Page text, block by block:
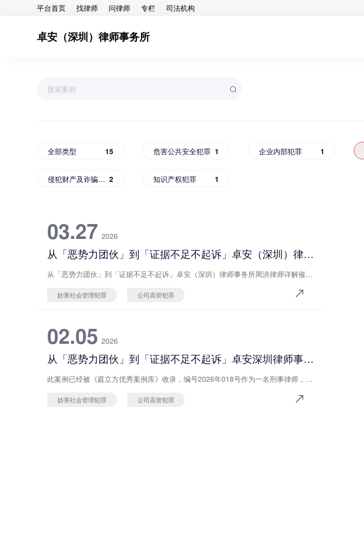
平台首页 找律师 问律师 专栏 司法机构
卓安（深圳）律师事务所
全部类型 15 危害公共安全犯罪 1 企业内部犯罪 1
侵犯财产及诈骗犯罪 2 知识产权犯罪 1
03.27 2026
从「恶势力团伙」到「证据不足不起诉」卓安（深圳）律师事务所 周洪律师详解催收案无罪辩护之路
从「恶势力团伙」到「证据不足不起诉」卓安（深圳）律师事务所周洪律师详解催收案无罪辩护之路作为一名刑事律师，我深知，当一纸刑事拘留通知书送到家属手中时，整个家庭的天空都会瞬间崩塌。特别是当事人被扣上&ldquo;恶势力犯罪团伙&rdquo;这样一顶沉重的帽子时，那种绝望与无助感，足以压垮最坚强的神经。
妨害社会管理犯罪 公司高管犯罪
02.05 2026
从「恶势力团伙」到「证据不足不起诉」卓安深圳律师事务所 周洪律师 详解催收案无罪辩护之路
此案例已经被《庭立方优秀案例库》收录，编号2026年018号作为一名刑事律师，我深知，当一纸刑事拘留通知书送到家属手中时，整个家庭的天空都会瞬间崩塌。特别是当事人被扣上&ldquo;恶势力犯罪团伙&rdquo;这样一顶沉重的帽子时，那种绝望与无助感，足以压垮最坚强的神经。然而，法律的生命在于细节，刑
妨害社会管理犯罪 公司高管犯罪